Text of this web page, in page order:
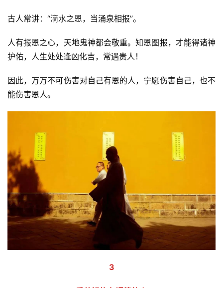
资
八
僧
音
访
谈
心
乐
提
专
古人常讲：“滴水之恩，当涌泉相报”。
人有报恩之心，天地鬼神都会敬重。知恩图报，才能得诸神
护佑，人生处处逢凶化吉，常遇贵人！
因此，万万不可伤害对自己有恩的人，宁愿伤害自己，也不
能伤害恩人。
3